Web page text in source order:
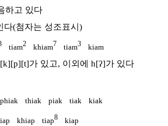
하고 있다
(첨자는 성조표시)
tiam2 khiam7 tiam3 kiam
가 있고, 이외에 h[ʔ]가 있다
thiak piak tiak kiak
khiap tiap8 kiap